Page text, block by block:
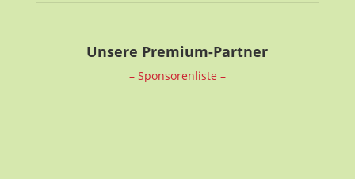
Unsere Premium-Partner
– Sponsorenliste –